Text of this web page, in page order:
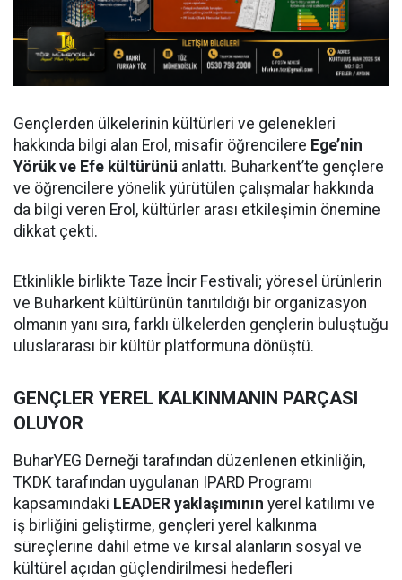
Gençlerden ülkelerinin kültürleri ve gelenekleri
hakkında bilgi alan Erol, misafir öğrencilere Ege’nin
Yörük ve Efe kültürünü anlattı. Buharkent’te gençlere
ve öğrencilere yönelik yürütülen çalışmalar hakkında
da bilgi veren Erol, kültürler arası etkileşimin önemine
dikkat çekti.
Etkinlikle birlikte Taze İncir Festivali; yöresel ürünlerin
ve Buharkent kültürünün tanıtıldığı bir organizasyon
olmanın yanı sıra, farklı ülkelerden gençlerin buluştuğu
uluslararası bir kültür platformuna dönüştü.
GENÇLER YEREL KALKINMANIN PARÇASI
OLUYOR
BuharYEG Derneği tarafından düzenlenen etkinliğin,
TKDK tarafından uygulanan IPARD Programı
kapsamındaki LEADER yaklaşımının yerel katılımı ve
iş birliğini geliştirme, gençleri yerel kalkınma
süreçlerine dahil etme ve kırsal alanların sosyal ve
kültürel açıdan güçlendirilmesi hedefleri